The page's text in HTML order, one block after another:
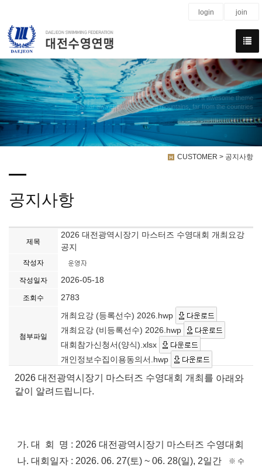
login join
We have created a awesome theme
Far far away,behind the word mountains, far from the countries
CUSTOMER > 공지사항
공지사항
제목
2026 대전광역시장기 마스터즈 수영대회 개최요강
공지
작성자
작성일자 2026-05-18
조회수 2783
첨부파일
개최요강 (등록선수) 2026.hwp
개최요강 (비등록선수) 2026.hwp
대회참가신청서(양식).xlsx
개인정보수집이용동의서.hwp
2026 대전광역시장기 마스터즈 수영대회 개최를 아래와
같이 알려드립니다.
가. 대 회 명 : 2026 대전광역시장기 마스터즈 수영대회
나. 대회일자 : 2026. 06. 27(토) ~ 06. 28(일), 2일간
※ 수